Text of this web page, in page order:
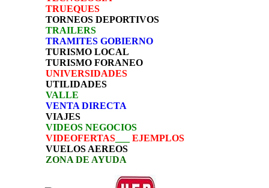
TRUEQUES
TORNEOS DEPORTIVOS
TRAILERS
TRAMITES GOBIERNO
TURISMO LOCAL
TURISMO FORANEO
UNIVERSIDADES
UTILIDADES
VALLE
VENTA DIRECTA
VIAJES
VIDEOS NEGOCIOS
VIDEOFERTAS
EJEMPLOS
VUELOS AEREOS
ZONA DE AYUDA